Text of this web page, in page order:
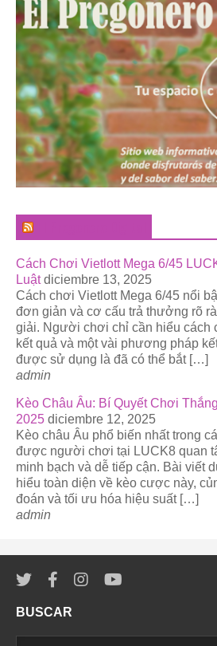
Cách Chơi Vietlott Mega 6/45
Luật diciembre 13, 2025
Cách chơi Vietlott Mega 6/45 nổi
đơn giản và cơ cấu trả thưởng rõ
giải. Người chơi chỉ cần hiểu cách
kết quả và một vài phương pháp
được sử dụng là đã có thể bắt […]
admin
Kèo Châu Âu: Bí Quyết Chơi
2025 diciembre 12, 2025
Kèo châu Âu phổ biến nhất trong
được người chơi tại LUCK8 quan
minh bạch và dễ tiếp cận. Bài viết
hiểu toàn diện về kèo cược này,
đoán và tối ưu hóa hiệu suất […]
admin
BUSCAR